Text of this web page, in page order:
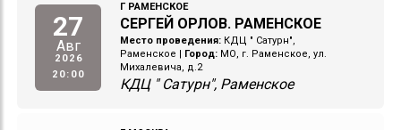
27
Авг
2026
20:00
Г РАМЕНСКОЕ
СЕРГЕЙ ОРЛОВ. РАМЕНСКОЕ
Место проведения: КДЦ " Сатурн",
Раменское
Город: МО, г. Раменское, ул.
Михалевича, д.2
КДЦ " Сатурн", Раменское